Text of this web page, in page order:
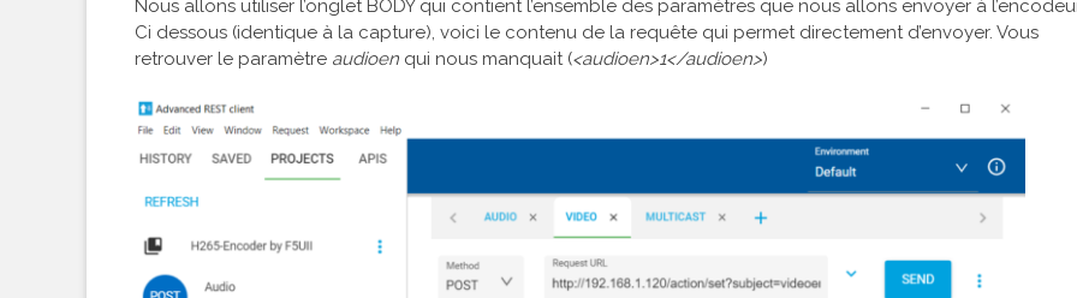
Nous allons utiliser l’onglet BODY qui contient l’ensemble des paramètres que nous allons envoyer à
Ci dessous (identique à la capture), voici le contenu de la requête qui permet directement d’envoyer. Vous
retrouver le paramètre audioen qui nous manquait (<audioen>1</audioen>)